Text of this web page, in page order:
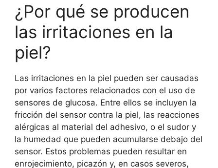
¿Por qué se producen
las irritaciones en la
piel?
Las irritaciones en la piel pueden ser causadas
por varios factores relacionados con el uso de
sensores de glucosa. Entre ellos se incluyen la
fricción del sensor contra la piel, las reacciones
alérgicas al material del adhesivo, o el sudor y
la humedad que pueden acumularse debajo del
sensor. Estos problemas pueden resultar en
enrojecimiento, picazón y, en casos severos,